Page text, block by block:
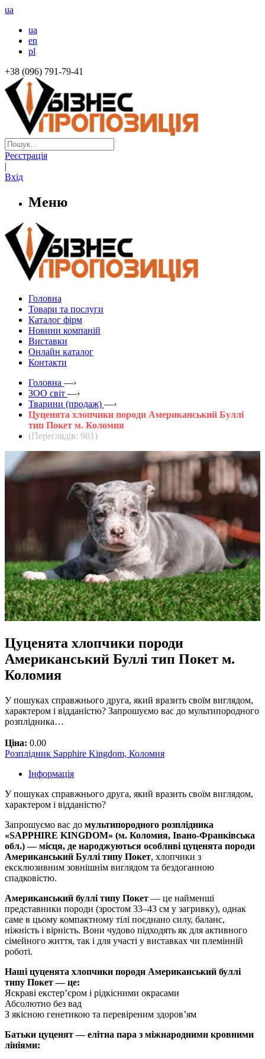
ua
ua
en
pl
+38 (096) 791-79-41
Реєстрація
|
Вхід
Меню
Головна
Товари та послуги
Каталог фірм
Новини компаній
Виставки
Онлайн каталог
Контакти
Головна —›
ЗOO світ —›
Тварини (продаж) —›
Цуценята хлопчики породи Американський Буллі
тип Покет м. Коломия
(Переглядів: 981)
Цуценята хлопчики породи
Американський Буллі тип Покет м.
Коломия
У пошуках справжнього друга, який вразить своїм виглядом,
характером і відданістю? Запрошуємо вас до мультипородного
розплідника…
Ціна: 0.00
Розплідник Sapphire Kingdom, Коломия
Інформація
У пошуках справжнього друга, який вразить своїм виглядом,
характером і відданістю?
Запрошуємо вас до мультипородного розплідника
«SAPPHIRE KINGDOM» (м. Коломия, Івано-Франківська
обл.) — місця, де народжуються особливі цуценята породи
Американський Буллі типу Покет, хлопчики з
ексклюзивним зовнішнім виглядом та бездоганною
спадковістю.
Американський буллі типу Покет — це найменші
представники породи (зростом 33–43 см у загривку), однак
саме в цьому компактному тілі поєднано силу, баланс,
ніжність і вірність. Вони чудово підходять як для активного
сімейного життя, так і для участі у виставках чи племінній
роботі.
Наші цуценята хлопчики породи Американський буллі
типу Покет — це:
Яскраві екстер’єром і рідкісними окрасами
Абсолютно без вад
З якісною генетикою та перевіреним здоров’ям
Батьки цуценят — елітна пара з міжнародними кровними
лініями: